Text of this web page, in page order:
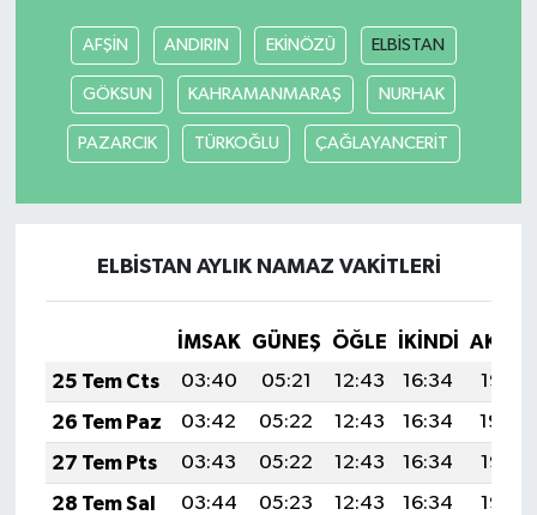
AFŞİN ANDIRIN EKİNÖZÜ ELBİSTAN
GÖKSUN KAHRAMANMARAŞ NURHAK
PAZARCIK TÜRKOĞLU ÇAĞLAYANCERİT
ELBİSTAN AYLIK NAMAZ VAKITLERI
İMSAK GÜNEŞ ÖĞLE İKINDI
25 Tem Cts
03:40 05:21 12:43 16:34
19:55
26 Tem Paz
03:42 05:22 12:43 16:34
19:54
27 Tem Pts
03:43 05:22 12:43 16:34
19:53
28 Tem Sal
03:44 05:23 12:43 16:34
19:52
SEÇİM 2011
ÜÇÜNCÜ SAYFA
SİVİL TOPLUM
KİM KİMDİR
ÇEK GÖNDER